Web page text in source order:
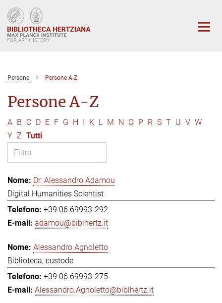
Main-
Content
Persone Persone A-Z
Persone A-Z
A B C D E F G H I K L M N O P R S T U V W
Y Z Tutti
Dr. Alessandro Adamou
Digital Humanities Scientist
+39 06 69993-292
adamou@biblhertz.it
Alessandro Agnoletto
Biblioteca, custode
+39 06 69993-275
Alessandro.Agnoletto@biblhertz.it